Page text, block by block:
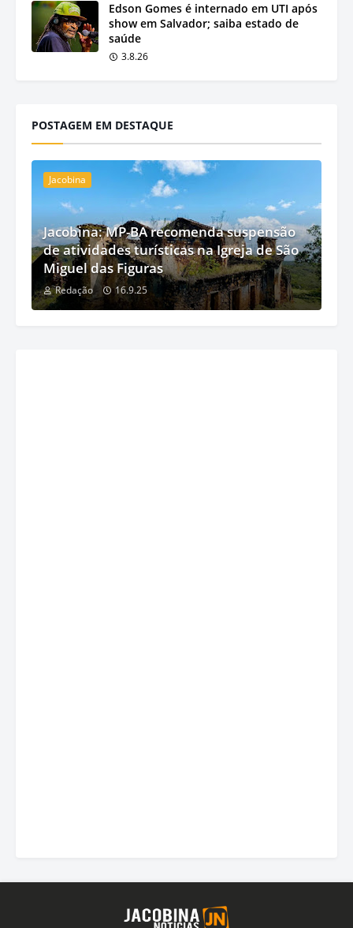
Edson Gomes é internado em UTI após
show em Salvador; saiba estado de
saúde
3.8.26
POSTAGEM EM DESTAQUE
Jacobina
Jacobina: MP-BA recomenda suspensão
de atividades turísticas na Igreja de São
Miguel das Figuras
Redação 16.9.25